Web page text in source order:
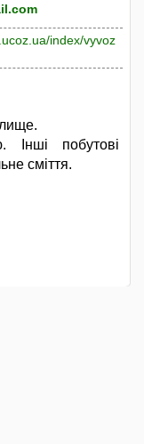
index/vyvoz
Інші побутові
сміття.